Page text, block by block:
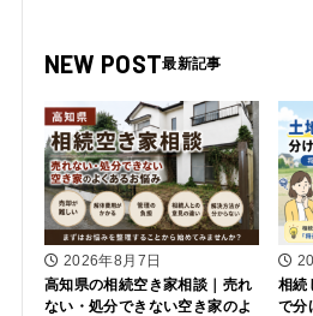
NEW POST
2026年8月7日
高知県の相続空き家相談｜売れ
ない・処分できない空き家のよ
相続
で分